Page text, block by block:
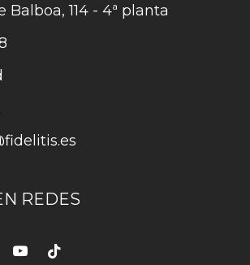
114 - 4ª planta
REDES
youtubetiktok